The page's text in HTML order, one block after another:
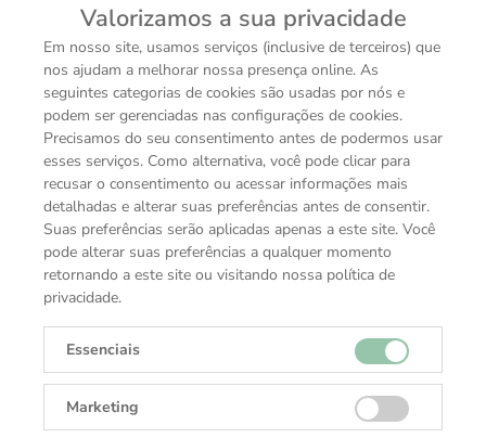
Valorizamos a sua privacidade
Em nosso site, usamos serviços (inclusive de terceiros) que
nos ajudam a melhorar nossa presença online. As
seguintes categorias de cookies são usadas por nós e
podem ser gerenciadas nas configurações de cookies.
Precisamos do seu consentimento antes de podermos usar
esses serviços. Como alternativa, você pode clicar para
recusar o consentimento ou acessar informações mais
detalhadas e alterar suas preferências antes de consentir.
Suas preferências serão aplicadas apenas a este site. Você
pode alterar suas preferências a qualquer momento
retornando a este site ou visitando nossa política de
privacidade.
Essenciais
Marketing
Referência
126200
Caixa de modelo
Oyster, 36 mm, aço Oystersteel
Luneta